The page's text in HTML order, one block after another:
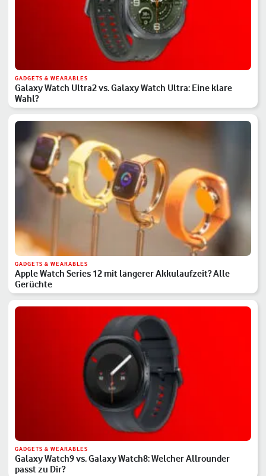
GADGETS & WEARABLES
Galaxy Watch Ultra2 vs. Galaxy Watch Ultra: Eine klare
Wahl?
GADGETS & WEARABLES
Apple Watch Series 12 mit längerer Akkulaufzeit? Alle
Gerüchte
GADGETS & WEARABLES
Galaxy Watch9 vs. Galaxy Watch8: Welcher Allrounder
passt zu Dir?